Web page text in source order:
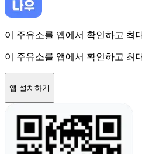
이 주유소를 앱에서 확인하고 최
이 주유소를 앱에서 확인하고 최
앱 설치하기